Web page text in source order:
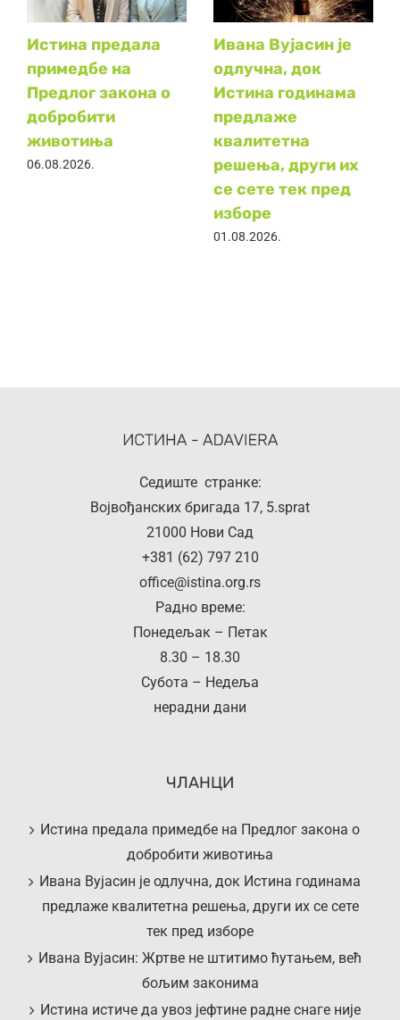
Истина предала
примедбе на
Предлог закона о
добробити
животиња
06.08.2026.
Ивана Вујасин је
одлучна, док
Истина годинама
предлаже
квалитетна
решења, други их
се сете тек пред
изборе
01.08.2026.
Седиште странке:
Војвођанских бригада 17, 5.sprat
21000 Нови Сад
+381 (62) 797 210
office@istina.org.rs
Радно време:
Понедељак – Петак
8.30 – 18.30
Субота – Недеља
нерадни дани
ЧЛАНЦИ
Истина предала примедбе на Предлог закона о
добробити животиња
Ивана Вујасин је одлучна, док Истина годинама
предлаже квалитетна решења, други их се сете
тек пред изборе
Ивана Вујасин: Жртве не штитимо ћутањем, већ
бољим законима
Истина истиче да увоз јефтине радне снаге није